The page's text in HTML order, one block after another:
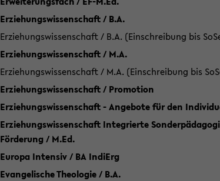
Erziehungswissenschaft / B.A.
Erziehungswissenschaft / B.A. (Einschreibung bis
Erziehungswissenschaft / M.A.
Erziehungswissenschaft / M.A. (Einschreibung bis
Erziehungswissenschaft / Promotion
Erziehungswissenschaft - Angebote für den
Erziehungswissenschaft Integrierte
Förderung / M.Ed.
Europa Intensiv / BA IndiErg
Evangelische Theologie / B.A.